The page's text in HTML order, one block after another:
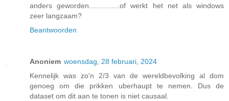
anders geworden...............of werkt het net als windows
zeer langzaam?
Beantwoorden
Anoniem woensdag, 28 februari, 2024
Kennelijk was zo'n 2/3 van de wereldbevolking al dom
genoeg om die prikken uberhaupt te nemen. Dus de
dataset om dit aan te tonen is niet causaal.